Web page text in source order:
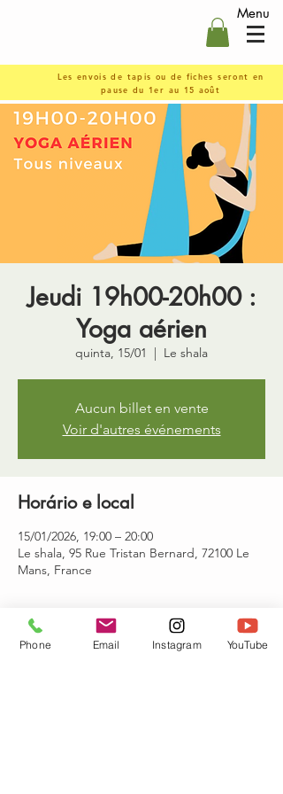
Menu
Les envois de tapis ou de fiches seront en
pause du 1er au 15 août
Jeudi 19h00-20h00 :
Yoga aérien
quinta, 15/01
  |
Le shala
Aucun billet en vente
Voir d'autres événements
Horário e local
15/01/2026, 19:00 – 20:00
Le shala, 95 Rue Tristan Bernard, 72100 Le
Mans, France
Convidados
Phone Email Instagram YouTube